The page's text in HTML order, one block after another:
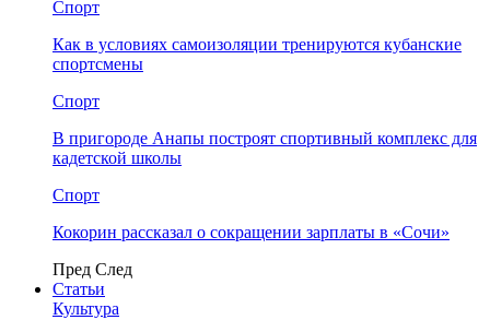
Спорт
Как в условиях самоизоляции тренируются кубанские
спортсмены
Спорт
В пригороде Анапы построят спортивный комплекс для
кадетской школы
Спорт
Кокорин рассказал о сокращении зарплаты в «Сочи»
Пред След
Статьи
Культура